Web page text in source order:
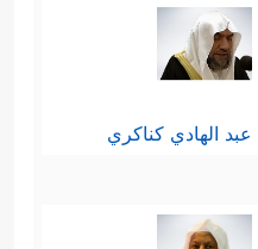
عبد الهادي كناكري